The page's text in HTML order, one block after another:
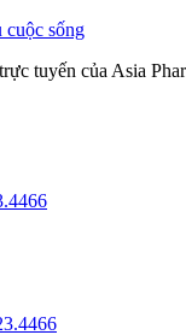
cuộc sống
của Asia Pharma